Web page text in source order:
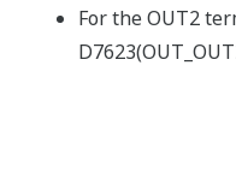
For the OUT2